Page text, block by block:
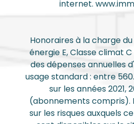
internet.
Honoraires à la charge
énergie E, Classe climat
des dépenses annuelles
usage standard : entre
sur les années 2021,
(abonnements compris).
sur les risques auxquels